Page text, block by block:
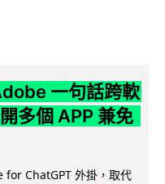
一句話跨軟
多個 APP 兼免
for ChatGPT 外掛，取代